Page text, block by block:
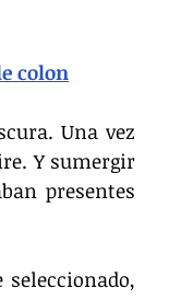
colon
Una vez
Y sumergir
presentes